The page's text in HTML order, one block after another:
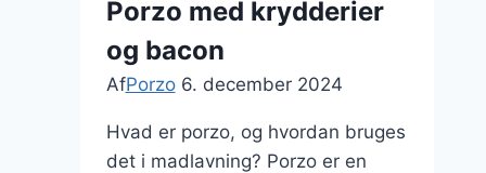
for
friske
noter
Porzo med krydderier
og bacon
AfPorzo 6. december 2024
Hvad er porzo, og hvordan bruges
det i madlavning? Porzo er en